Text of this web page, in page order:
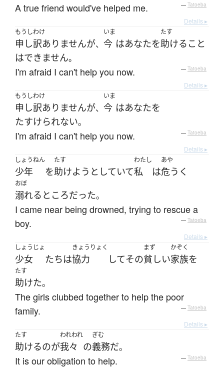
A true friend would've helped me. — Tatoeba
Details ▸
もうしわけ
申し訳ありませんが、
いま
今 はあなたを
たす
助ける こと
はできません。
I'm afraid I can't help you now. — Tatoeba
Details ▸
もうしわけ
申し訳ありませんが、
いま
今 はあなたを
たすけられない。
I'm afraid I can't help you now. — Tatoeba
Details ▸
しょうねん
少年 を
たす
助けよう としていて
わたし
私 は
あや
危うく
おぼ
溺れる ところだった。
I came near being drowned, trying to rescue a
boy.
— Tatoeba
Details ▸
しょうじょ
少女 たちは
きょうりょく
協力 してその
まず
貧しい
かぞく
家族を
たす
助けた。
The girls clubbed together to help the poor
family.
— Tatoeba
Details ▸
たす
助けるのが
われわれ
我々 の
ぎむ
義務だ。
It is our obligation to help. — Tatoeba